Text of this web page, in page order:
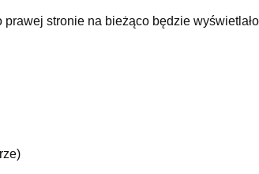
prawej stronie na bieżąco będzie